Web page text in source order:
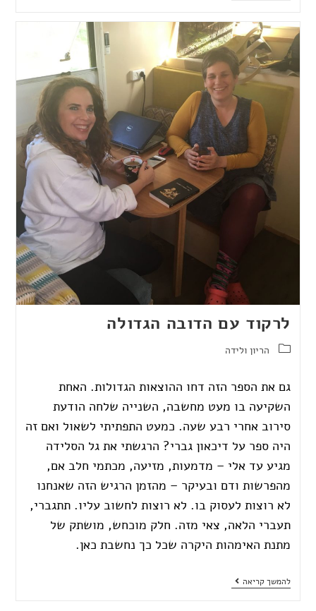
לרקוד עם הדובה הגדולה
הריון ולידה
גם את הספר הזה דחו ההוצאות הגדולות. האחת
השקיעה בו מעט מחשבה, השנייה שלחה הודעת
סירוב אחרי רבע שעה. כמעט התפתיתי לשאול ואם זה
היה ספר על דיכאון גברי? הרגשתי את גל הסלידה
מגיע עד אלי – מדמעות, מזיעה, מכתמי חלב אם,
מהפרשות ודם ובעיקר – מהזמן הרגיש הזה שאנחנו
לא רוצות לעסוק בו. לא רוצות לחשוב עליו. תתגברי,
תעברי הלאה, צאי מזה. חלק מוכחש, מושתק של
מתנת האימהות היקרה שכל כך נחשבת כאן.
להמשך קריאה